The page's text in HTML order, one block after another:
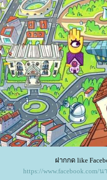
ฝากกด like
https://www.facebook.com/